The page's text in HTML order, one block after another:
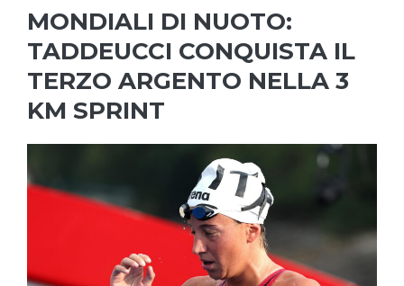
MONDIALI DI NUOTO:
TADDEUCCI CONQUISTA IL
TERZO ARGENTO NELLA 3
KM SPRINT